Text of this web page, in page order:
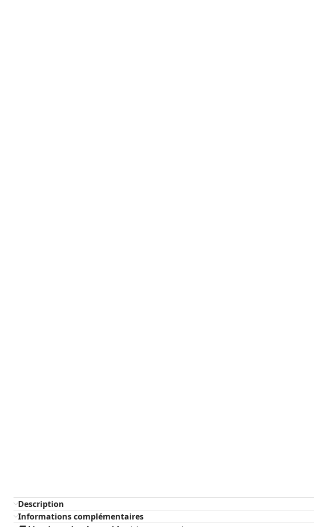
Description
Informations complémentaires